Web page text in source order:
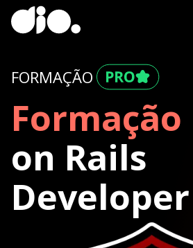
FORMAÇÃO
Formação
on Rails
Developer